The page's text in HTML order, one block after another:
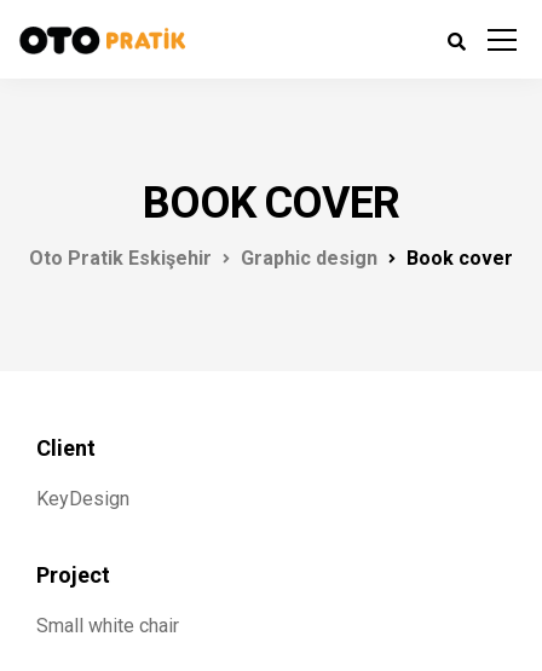
BOOK COVER
Oto Pratik Eskişehir Graphic design Book cover
Client
KeyDesign
Project
Small white chair